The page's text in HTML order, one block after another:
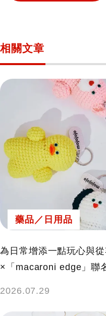
相關文章
藥品／日用品
為日常增添一點玩心與
×「macaroni edge」聯
2026.07.29